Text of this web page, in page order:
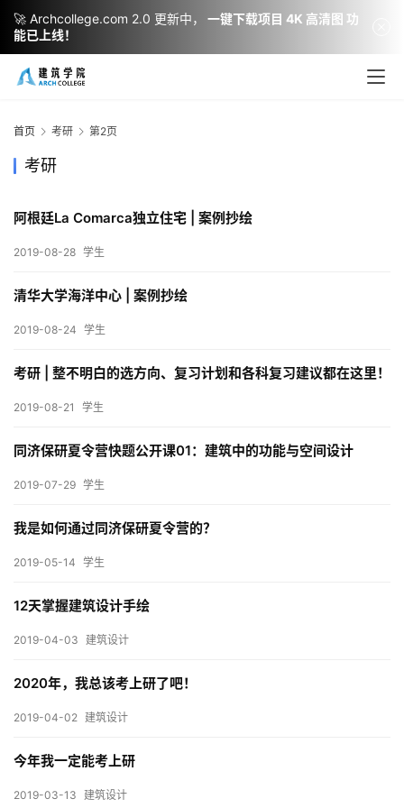
建
设
计
内
计
城
与
观
建
教
首页 考研 第2页
考研
阿根廷La Comarca独立住宅 | 案例抄绘
2019-08-28 学生
清华大学海洋中心 | 案例抄绘
2019-08-24 学生
考研 | 整不明白的选方向、复习计划和各科复习建议都在这里！
2019-08-21 学生
同济保研夏令营快题公开课01：建筑中的功能与空间设计
2019-07-29 学生
我是如何通过同济保研夏令营的？
2019-05-14 学生
12天掌握建筑设计手绘
2019-04-03 建筑设计
2020年，我总该考上研了吧！
2019-04-02 建筑设计
今年我一定能考上研
2019-03-13 建筑设计
🚀 Archcollege.com 2.0 更新中，
一键下载项目 4K 高清图 功
能已上线！